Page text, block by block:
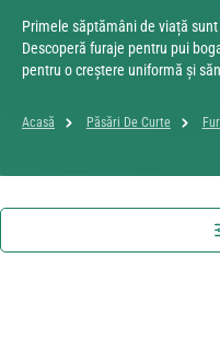
Primele săptămâni de viață
Descoperă furaje pentru pui
pentru o creștere uniformă și
Acasă Păsări De Curte